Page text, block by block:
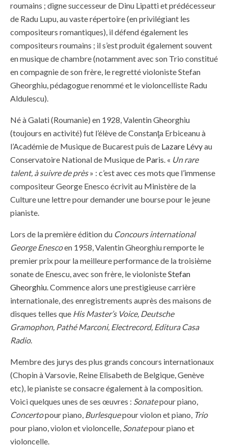
roumains ; digne successeur de Dinu Lipatti et prédécesseur
de Radu Lupu, au vaste répertoire (en privilégiant les
compositeurs romantiques), il défend également les
compositeurs roumains ; il s’est produit également souvent
en musique de chambre (notamment avec son Trio constitué
en compagnie de son frère, le regretté violoniste Stefan
Gheorghiu, pédagogue renommé et le violoncelliste Radu
Aldulescu).
Né à Galati (Roumanie) en 1928, Valentin Gheorghiu
(toujours en activité) fut l’élève de Constanţa Erbiceanu à
l’Académie de Musique de Bucarest puis de Lazare Lévyau
Conservatoire National de Musique de Paris. « Un rare
talent, à suivre de près» : c’est avec ces mots que l’immense
compositeur George Enesco écrivit au Ministère de la
Culture une lettre pour demander une bourse pour le jeune
pianiste.
Lors de la première édition du Concours international
George Enescoen 1958, Valentin Gheorghiu remporte le
premier prix pour la meilleure performance de la troisième
sonate de Enescu, avec son frère, le violonisteStefan
Gheorghiu. Commence alors une prestigieuse carrière
internationale, des enregistrements auprès des maisons de
disques telles que His Master’s Voice, Deutsche
Gramophon, Pathé Marconi, Electrecord, Editura Casa
Radio.
Membre des jurys des plus grands concours internationaux
(Chopin à Varsovie, Reine Elisabeth de Belgique, Genève
etc), le pianiste se consacre également à la composition.
Voici quelques unes de ses œuvres : Sonatepour piano,
Concertopour piano, Burlesquepour violon et piano, Trio
pour piano, violon et violoncelle, Sonatepour piano et
violoncelle.